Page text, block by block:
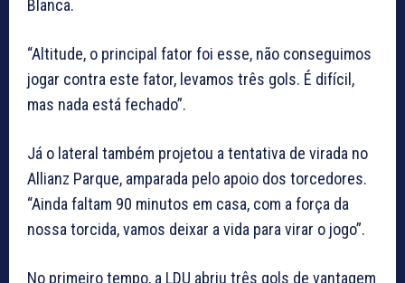
Blanca.
“Altitude, o principal fator foi esse, não conseguimos
jogar contra este fator, levamos três gols. É difícil,
mas nada está fechado”.
Já o lateral também projetou a tentativa de virada no
Allianz Parque, amparada pelo apoio dos torcedores.
“Ainda faltam 90 minutos em casa, com a força da
nossa torcida, vamos deixar a vida para virar o jogo”.
No primeiro tempo, a LDU abriu três gols de vantagem